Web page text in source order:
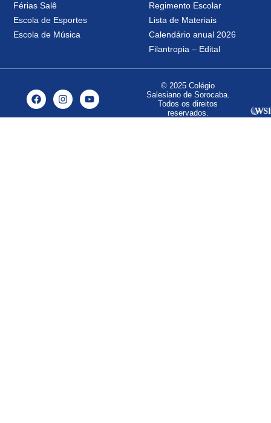
Férias Salê
Escola de Esportes
Escola de Música
Regimento Escolar
Lista de Materiais
Calendário anual 2026
Filantropia – Edital
© 2025 Colégio
Salesiano de Sorocaba.
Todos os direitos
reservados.